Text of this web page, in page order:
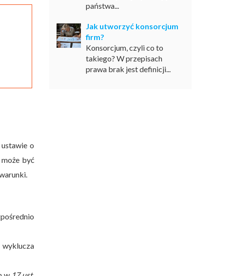
o
być
państwa...
Jak utworzyć konsorcjum
firm?
Konsorcjum, czyli co to
takiego? W przepisach
prawa brak jest definicji...